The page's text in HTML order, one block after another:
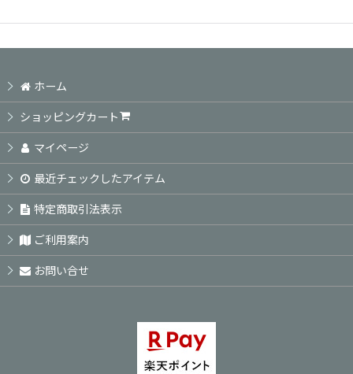
ホーム
ショッピングカート
マイページ
最近チェックしたアイテム
特定商取引法表示
ご利用案内
お問い合せ